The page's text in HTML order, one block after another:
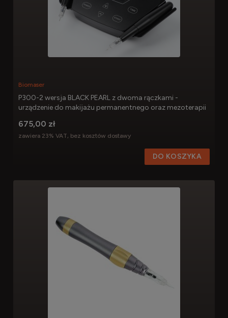
P300-2 wersja BLACK PEARL z dwoma rączkami -
urządzenie do makijażu permanentnego oraz mezoterapii
Biomaser
675,00 zł
zawiera 23% VAT, bez kosztów dostawy
DO KOSZYKA